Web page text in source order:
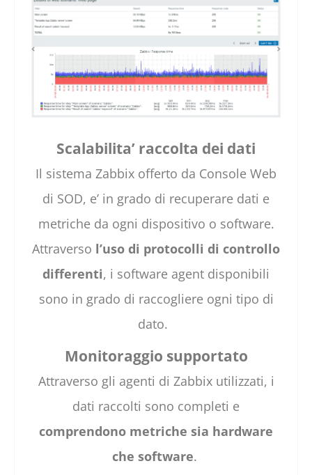
Scalabilita’ raccolta dei dati
Il sistema Zabbix offerto da Console Web
di SOD, e’ in grado di recuperare dati e
metriche da ogni dispositivo o software.
Attraverso l’uso di protocolli di controllo
differenti, i software agent disponibili
sono in grado di raccogliere ogni tipo di
dato.
Monitoraggio supportato
Attraverso gli agenti di Zabbix utilizzati, i
dati raccolti sono completi e
comprendono metriche sia hardware
che software.